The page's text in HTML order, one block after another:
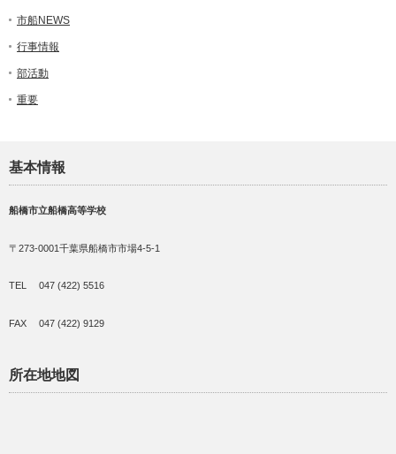
市船NEWS
行事情報
部活動
重要
基本情報
船橋市立船橋高等学校
〒273-0001千葉県船橋市市場4-5-1
TEL 047 (422) 5516
FAX 047 (422) 9129
所在地地図